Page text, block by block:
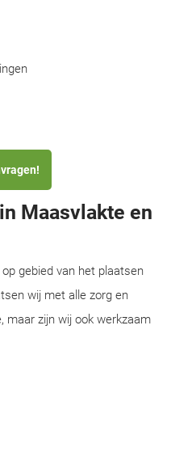
Maasvlakte en
gebied van het plaatsen
wij met alle zorg en
maar zijn wij ook werkzaam